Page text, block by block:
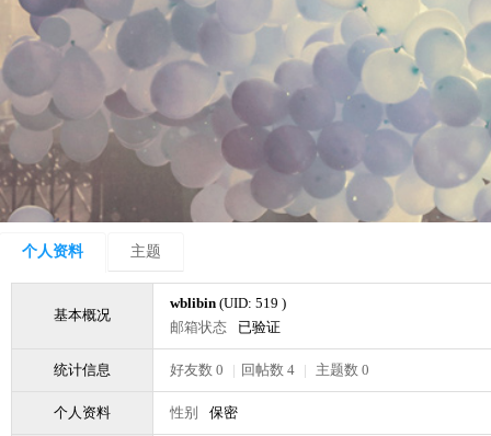
个人资料 主题
基本概况
wblibin (UID: 519 )
邮箱状态
已验证
统计信息 好友数 0 | 回帖数 4 | 主题数 0
个人资料 性别 保密